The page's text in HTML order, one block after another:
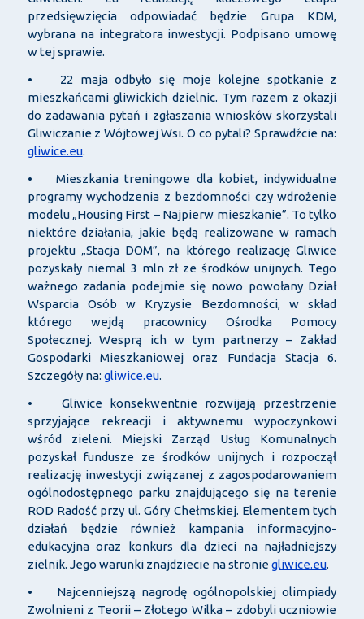
przedsięwzięcia odpowiadać będzie Grupa KDM,
wybrana na integratora inwestycji. Podpisano umowę
w tej sprawie.
• 22 maja odbyło się moje kolejne spotkanie z
mieszkańcami gliwickich dzielnic. Tym razem z okazji
do zadawania pytań i zgłaszania wniosków skorzystali
Gliwiczanie z Wójtowej Wsi. O co pytali? Sprawdźcie na:
gliwice.eu.
• Mieszkania treningowe dla kobiet, indywidualne
programy wychodzenia z bezdomności czy wdrożenie
modelu „Housing First – Najpierw mieszkanie”. To tylko
niektóre działania, jakie będą realizowane w ramach
projektu „Stacja DOM”, na którego realizację Gliwice
pozyskały niemal 3 mln zł ze środków unijnych. Tego
ważnego zadania podejmie się nowo powołany Dział
Wsparcia Osób w Kryzysie Bezdomności, w skład
którego wejdą pracownicy Ośrodka Pomocy
Społecznej. Wesprą ich w tym partnerzy – Zakład
Gospodarki Mieszkaniowej oraz Fundacja Stacja 6.
Szczegóły na: gliwice.eu.
• Gliwice konsekwentnie rozwijają przestrzenie
sprzyjające rekreacji i aktywnemu wypoczynkowi
wśród zieleni. Miejski Zarząd Usług Komunalnych
pozyskał fundusze ze środków unijnych i rozpoczął
realizację inwestycji związanej z zagospodarowaniem
ogólnodostępnego parku znajdującego się na terenie
ROD Radość przy ul. Góry Chełmskiej. Elementem tych
działań będzie również kampania informacyjno-
edukacyjna oraz konkurs dla dzieci na najładniejszy
zielnik. Jego warunki znajdziecie na stroniegliwice.eu.
• Najcenniejszą nagrodę ogólnopolskiej olimpiady
Zwolnieni z Teorii – Złotego Wilka – zdobyli uczniowie